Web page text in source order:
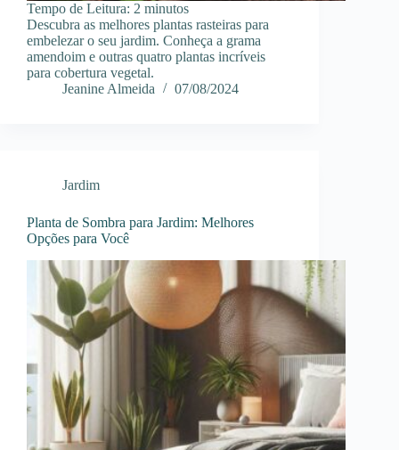
Tempo de Leitura: 2 minutos
Descubra as melhores plantas rasteiras para
embelezar o seu jardim. Conheça a grama
amendoim e outras quatro plantas incríveis
para cobertura vegetal.
Jeanine Almeida
07/08/2024
Jardim
Planta de Sombra para Jardim: Melhores
Opções para Você